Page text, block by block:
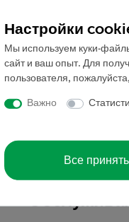
Настройки
Мы используем куки-
сайт и ваш опыт. Для
пользователя,
Важно
Все принять